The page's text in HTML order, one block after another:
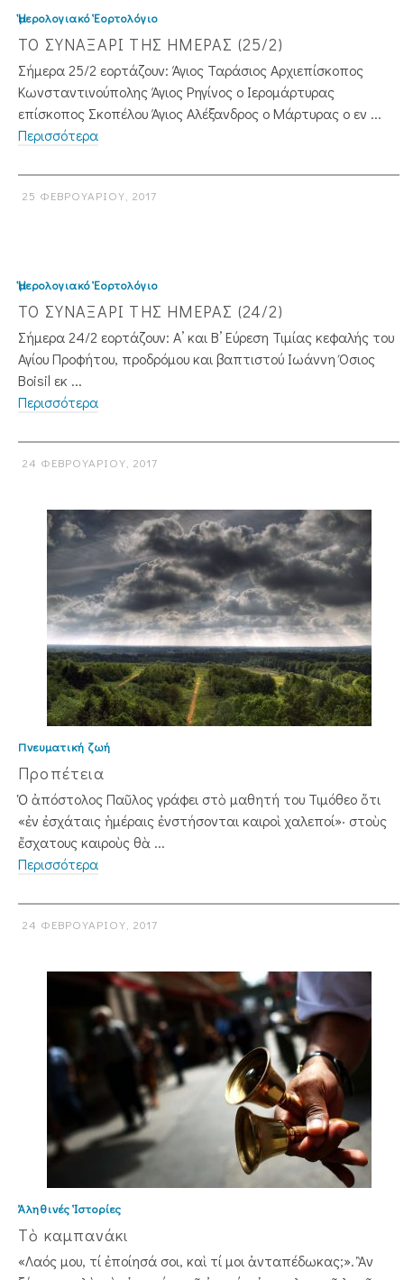
Ἡμερολογιακό Ἑορτολόγιο
ΤΟ ΣΥΝΑΞΑΡΙ ΤΗΣ ΗΜΕΡΑΣ (25/2)
Σήμερα 25/2 εορτάζουν: Άγιος Ταράσιος Αρχιεπίσκοπος
Κωνσταντινούπολης Άγιος Ρηγίνος ο Ιερομάρτυρας
επίσκοπος Σκοπέλου Άγιος Αλέξανδρος ο Μάρτυρας ο εν ...
Περισσότερα
25 ΦΕΒΡΟΥΑΡΊΟΥ, 2017
Ἡμερολογιακό Ἑορτολόγιο
ΤΟ ΣΥΝΑΞΑΡΙ ΤΗΣ ΗΜΕΡΑΣ (24/2)
Σήμερα 24/2 εορτάζουν: Α’ και Β’ Εύρεση Τιμίας κεφαλής του
Αγίου Προφήτου, προδρόμου και βαπτιστού Ιωάννη Όσιος
Boisil εκ ...
Περισσότερα
24 ΦΕΒΡΟΥΑΡΊΟΥ, 2017
Πνευματική ζωή
Προπέτεια
Ὁ ἀπόστολος Παῦλος γράφει στὸ μαθητή του Τιμόθεο ὅτι
«ἐν ἐσχάταις ἡμέραις ἐνστήσονται καιροὶ χαλεποί»· στοὺς
ἔσχατους καιροὺς θὰ ...
Περισσότερα
24 ΦΕΒΡΟΥΑΡΊΟΥ, 2017
Ἀληθινές Ἱστορίες
Τὸ καμπανάκι
«Λαός μου, τί ἐποίησά σοι, καὶ τί μοι ἀνταπέδωκας;». Ἂν